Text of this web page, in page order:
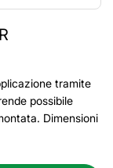
tramite
possibile
Dimensioni